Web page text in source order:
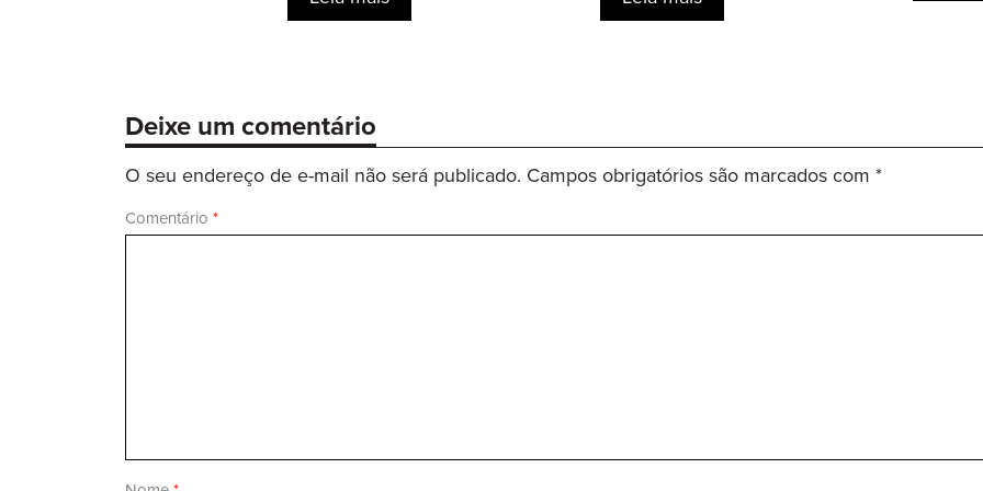
Deixe um comentário
O seu endereço de e-mail não será publicado. Campos obrigatórios são marcados com *
Comentário *